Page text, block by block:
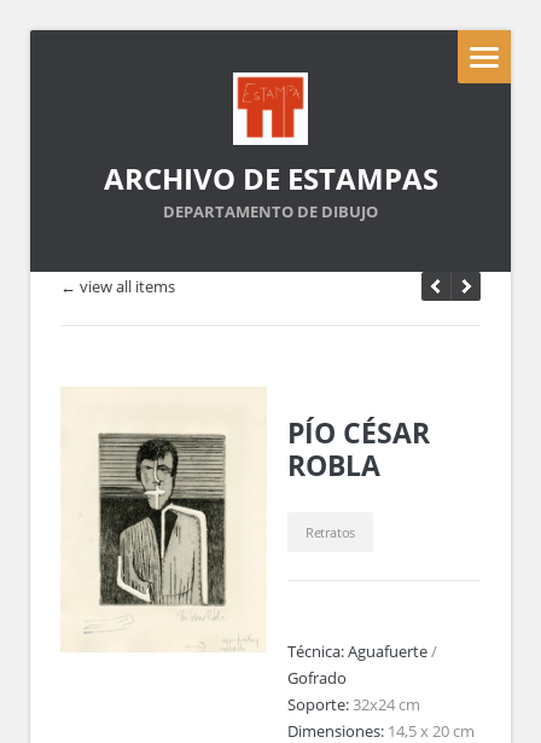
ARCHIVO DE ESTAMPAS
DEPARTAMENTO DE DIBUJO
← view all items
PÍO CÉSAR
ROBLA
Retratos
Técnica:Aguafuerte/
Gofrado
Soporte:32x24 cm
Dimensiones: 14,5 x 20 cm